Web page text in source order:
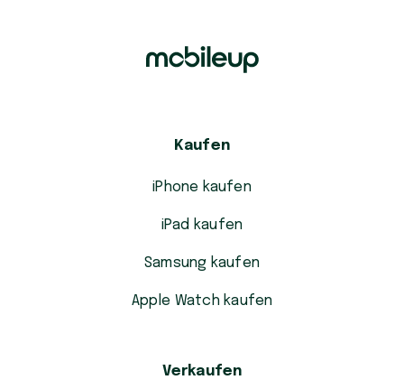
Kaufen
iPhone kaufen
iPad kaufen
Samsung kaufen
Apple Watch kaufen
Verkaufen